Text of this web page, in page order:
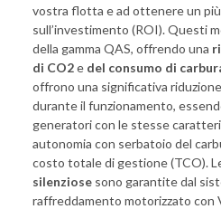
vostra flotta e ad ottenere un
sull’investimento (ROI). Questi
della gamma QAS, offrendo una
di CO2e del consumo di
offrono una significativa
durante il funzionamento,
generatori con le stesse
autonomia con serbatoio del
costo totale di gestione (TCO).
silenziosesono garantite dal
raffreddamento motorizzato con